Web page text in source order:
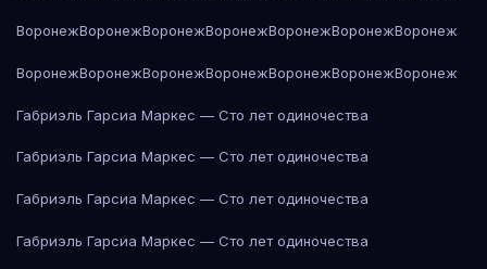
ВоронежВоронежВоронежВоронежВоронежВоронежВоронеж
ВоронежВоронежВоронежВоронежВоронежВоронежВоронеж
Габриэль Гарсиа Маркес — Сто лет одиночества
Габриэль Гарсиа Маркес — Сто лет одиночества
Габриэль Гарсиа Маркес — Сто лет одиночества
Габриэль Гарсиа Маркес — Сто лет одиночества